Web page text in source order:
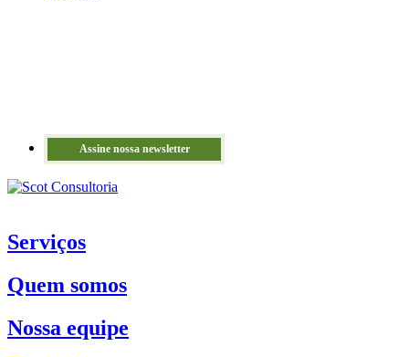
Assine nossa newsletter
Serviços
Quem somos
Nossa equipe